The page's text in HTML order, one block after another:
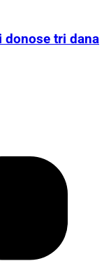
donose tri dana